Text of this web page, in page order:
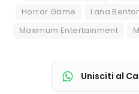
Horror Game
Lana
Maximum Entertainment
Unisciti al